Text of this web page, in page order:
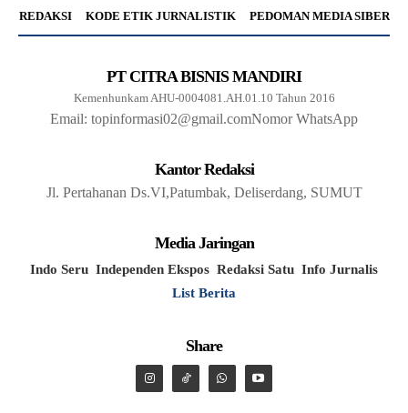
REDAKSI KODE ETIK JURNALISTIK PEDOMAN MEDIA SIBER
PT CITRA BISNIS MANDIRI
Kemenhunkam AHU-0004081.AH.01.10 Tahun 2016
Email: topinformasi02@gmail.comNomor WhatsApp
Kantor Redaksi
Jl. Pertahanan Ds.VI,Patumbak, Deliserdang, SUMUT
Media Jaringan
Indo Seru Independen Ekspos Redaksi Satu Info Jurnalis
List Berita
Share